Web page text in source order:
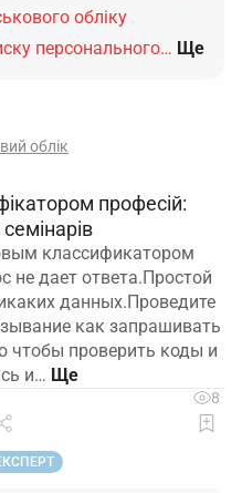
обліку
персонального… Ще
облік
професій:
классификатором
не дает ответа.Простой
данных.Проведите
как запрашивать
чтобы проверить коды и
и…
8